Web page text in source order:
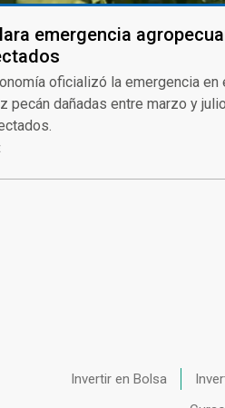
emergencia
oficializó la emergencia
pecán dañadas entre marzo y
Invertir en Bolsa